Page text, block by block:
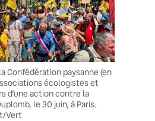
Confédération paysanne (en
écologistes et
d’une action contre la
le 30 juin, à Paris.
Vert